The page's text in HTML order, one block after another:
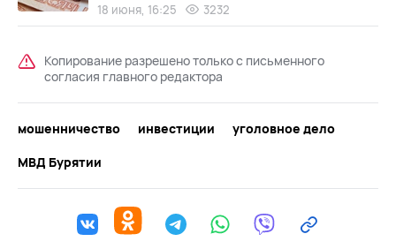
18 июня, 16:25 3232
Копирование разрешено только с письменного
согласия главного редактора
мошенничество инвестиции
уголовное дело
МВД Бурятии